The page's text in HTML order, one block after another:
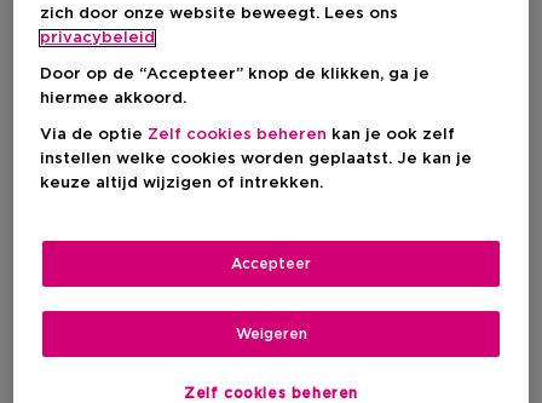
zich door onze website beweegt. Lees ons
privacybeleid
Door op de “Accepteer” knop de klikken, ga je
hiermee akkoord.
Via de optie Zelf cookies beheren kan je ook zelf
instellen welke cookies worden geplaatst. Je kan je
keuze altijd wijzigen of intrekken.
Zelf cookies beheren
Weigeren
Accepteer